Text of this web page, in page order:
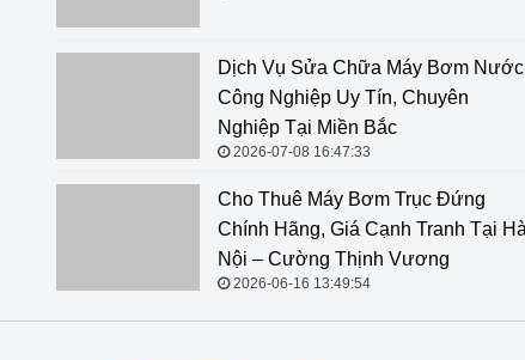
Dịch Vụ Sửa Chữa Máy Bơm Nước
Công Nghiệp Uy Tín, Chuyên
Nghiệp Tại Miền Bắc
2026-07-08 16:47:33
Cho Thuê Máy Bơm Trục Đứng Chính Hãng, Giá Cạnh
Tranh Tại Hà Nội – Cường Thịnh Vương